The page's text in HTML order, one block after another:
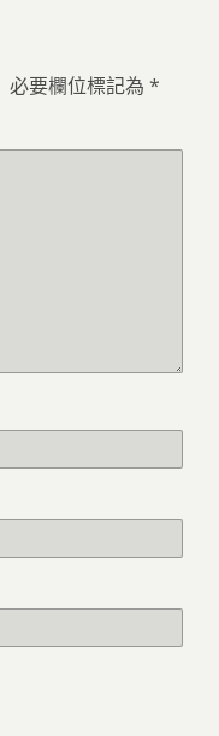
必要欄位標記為 *